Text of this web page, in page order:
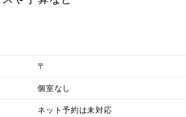
〒
個室なし
ネット予約は未対応